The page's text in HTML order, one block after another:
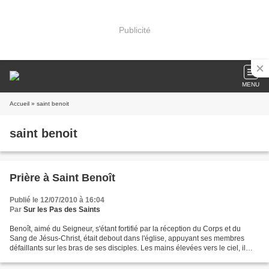
Publicité
MENU
Accueil » saint benoit
saint benoit
Prière à Saint Benoît
Publié le 12/07/2010 à 16:04
Par Sur les Pas des Saints
Benoît, aimé du Seigneur, s'étant fortifié par la réception du Corps et du
Sang de Jésus-Christ, était debout dans l'église, appuyant ses membres
défaillants sur les bras de ses disciples. Les mains élevées vers le ciel, il